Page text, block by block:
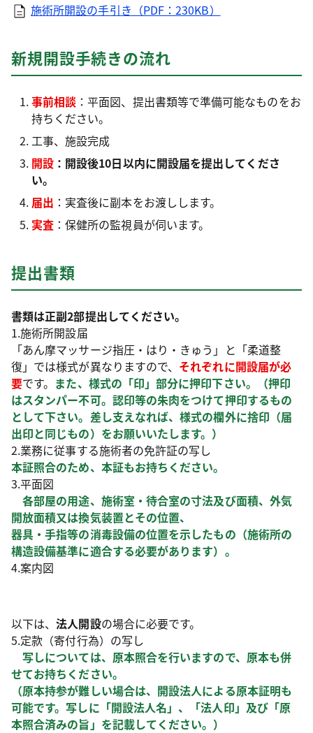
施術所開設の手引き（PDF：230KB）
新規開設手続きの流れ
事前相談 ：平面図、提出書類等で準備可能なものをお
持ちください。
工事、施設完成
開設： 開設後10日以内に開設届を提出してくださ
い。
届出 ：実査後に副本をお渡しします。
実査：保健所の監視員が伺います。
提出書類
書類は正副2部提出してください。
1.施術所開設届
「あん摩マッサージ指圧・はり・きゅう」と「柔道整
復」では様式が異なりますので、 それぞれに開設届が必
要です。 また、様式の「印」部分に押印下さい。（押印
はスタンパー不可。認印等の朱肉をつけて押印するもの
として下さい。差し支えなれば、様式の欄外に捨印（届
出印と同じもの）をお願いいたします。）
2.業務に従事する施術者の免許証の写し
本証照合のため、本証もお持ちください。
3.平面図
各部屋の用途、施術室・待合室の寸法及び面積、外気
開放面積又は換気装置とその位置、
器具・手指等の消毒設備の位置を示したもの（施術所の
構造設備基準に適合する必要があります）。
4.案内図
以下は、法人開設の場合に必要です。
5.定款（寄付行為）の写し
写しについては、原本照合を行いますので、原本も併
せてお持ちください。
（原本持参が難しい場合は、開設法人による原本証明も
可能です。写しに「開設法人名」、「法人印」及び「原
本照合済みの旨」を記載してください。）